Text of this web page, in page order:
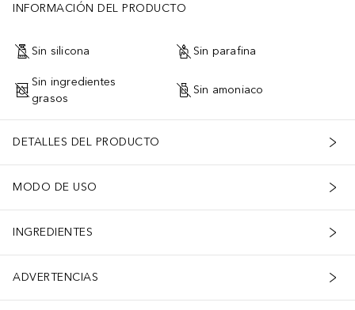
INFORMACIÓN DEL PRODUCTO
Sin silicona Sin parafina
Sin ingredientes
grasos
Sin amoniaco
DETALLES DEL PRODUCTO
MODO DE USO
INGREDIENTES
ADVERTENCIAS